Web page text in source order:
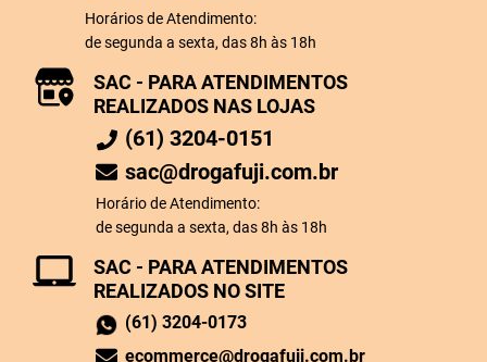
Horários de Atendimento:
de segunda a sexta, das 8h às 18h
SAC - PARA ATENDIMENTOS
REALIZADOS NO SITE
(61) 3204-0173
ecommerce@drogafuji.com.br
SAC - PARA ATENDIMENTOS
REALIZADOS NAS LOJAS
(61) 3204-0151
sac@drogafuji.com.br
Horário de Atendimento:
de segunda a sexta, das 8h às 18h